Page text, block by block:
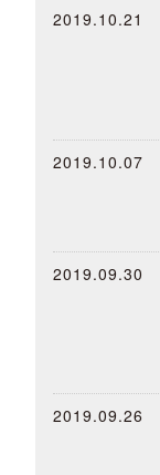
2019.10.21
2019.10.07
2019.09.30
2019.09.26